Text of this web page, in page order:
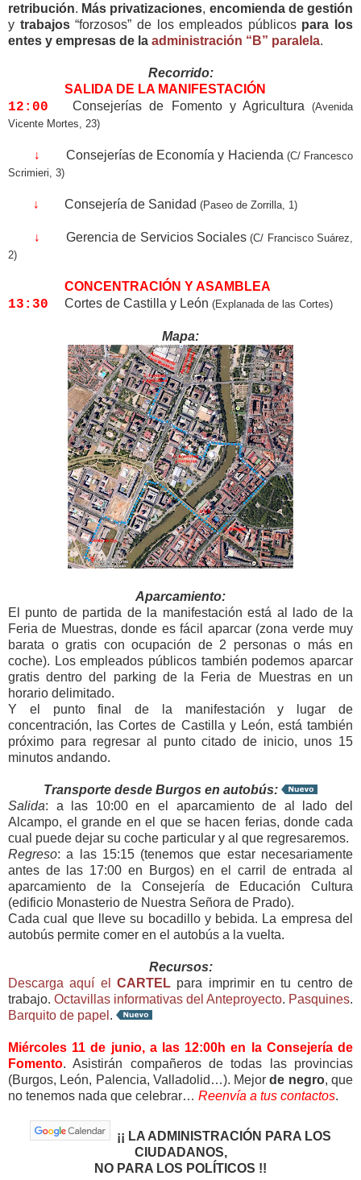
retribución. Más privatizaciones, encomienda de gestión
y trabajos“forzosos” de los empleados públicos para los
entes y empresas de la administración “B” paralela.
Recorrido:
SALIDA DE LA MANIFESTACIÓN
12:00Consejerías de Fomento y Agricultura(Avenida
Vicente Mortes, 23)
↓ Consejerías de Economía y Hacienda (C/ Francesco
Scrimieri, 3)
↓ Consejería de Sanidad (Paseo de Zorrilla, 1)
↓ Gerencia de Servicios Sociales(C/ Francisco Suárez,
2)
CONCENTRACIÓN Y ASAMBLEA
13:30 Cortes de Castilla y León (Explanada de las Cortes)
Mapa:
Aparcamiento:
El punto de partida de la manifestación está al lado de la
Feria de Muestras, donde es fácil aparcar (zona verde muy
barata o gratis con ocupación de 2 personas o más en
coche). Los empleados públicos también podemos aparcar
gratis dentro del parking de la Feria de Muestras en un
horario delimitado.
Y el punto final de la manifestación y lugar de
concentración, las Cortes de Castilla y León, está también
próximo para regresar al punto citado de inicio, unos 15
minutos andando.
Transporte desde Burgos en autobús:
Salida: a las 10:00 en el aparcamiento de al lado del
Alcampo, el grande en el que se hacen ferias, donde cada
cual puede dejar su coche particular y al que regresaremos.
Regreso: a las 15:15 (tenemos que estar necesariamente
antes de las 17:00 en Burgos) en el carril de entrada al
aparcamiento de la Consejería de Educación Cultura
(edificio Monasterio de Nuestra Señora de Prado).
Cada cual que lleve su bocadillo y bebida. La empresa del
autobús permite comer en el autobús a la vuelta.
Recursos:
Descarga aquí el CARTEL para imprimir en tu centro de
trabajo. Octavillas informativas del Anteproyecto. Pasquines.
Barquito de papel .
Miércoles 11 de junio, a las 12:00h en la Consejería de
Fomento. Asistirán compañeros de todas las provincias
(Burgos, León, Palencia, Valladolid…). Mejorde negro, que
no tenemos nada que celebrar… Reenvía a tus contactos.
¡¡ LA ADMINISTRACIÓN PARA LOS
CIUDADANOS,
NO PARA LOS POLÍTICOS !!